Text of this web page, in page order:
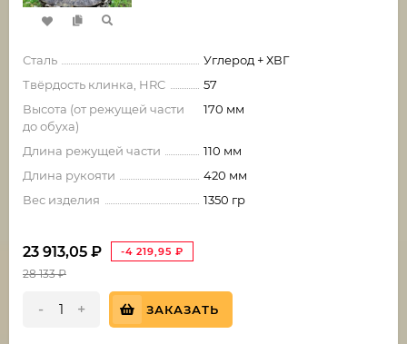
Сталь
Углерод + ХВГ
Твёрдость клинка, HRC
57
Высота (от режущей части
до обуха)
170 мм
Длина режущей части
110 мм
Длина рукояти
420 мм
Вес изделия
1350 гр
23 913,05 ₽ -4 219,95 ₽
28 133₽
- + ЗАКАЗАТЬ